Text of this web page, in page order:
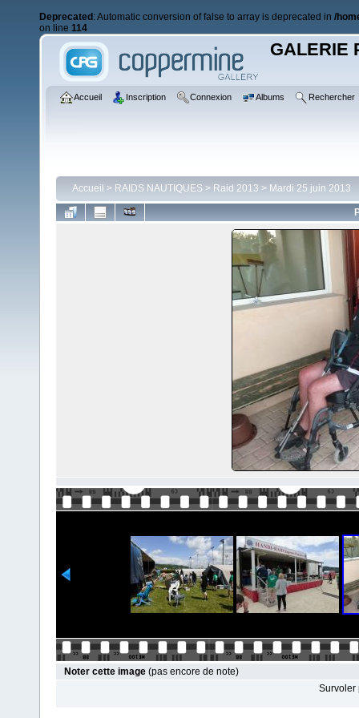
Deprecated : Automatic conversion of false to array is deprecated in /
on line 114
GALERIE
Accueil Inscription Connexion Albums Rechercher
Accueil > RAIDS NAUTIQUES > Raid 2013 > Mardi 25 juin 2013
Noter cette image (pas encore de note)
Survoler